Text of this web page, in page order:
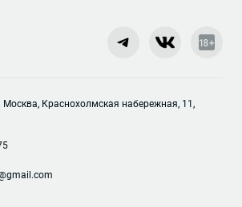
Москва, Краснохолмская набережная, 11,